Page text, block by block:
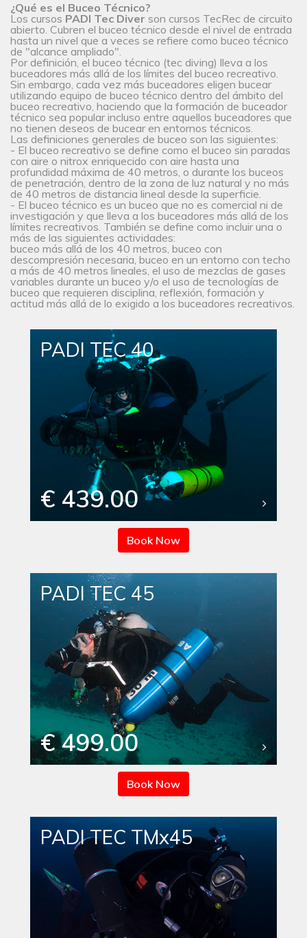
¿Qué es el Buceo Técnico?
Los cursos PADI Tec Diver son cursos TecRec de circuito
abierto. Cubren el buceo técnico desde el nivel de entrada
hasta un nivel que a veces se refiere como buceo técnico
de "alcance ampliado".
Por definición, el buceo técnico (tec diving) lleva a los
buceadores más allá de los límites del buceo recreativo.
Sin embargo, cada vez más buceadores eligen bucear
utilizando equipo de buceo técnico dentro del ámbito del
buceo recreativo, haciendo que la formación de buceador
técnico sea popular incluso entre aquellos buceadores que
no tienen deseos de bucear en entornos técnicos.
Las definiciones generales de buceo son las siguientes:
- El buceo recreativo se define como el buceo sin paradas
con aire o nitrox enriquecido con aire hasta una
profundidad máxima de 40 metros, o durante los buceos
de penetración, dentro de la zona de luz natural y no más
de 40 metros de distancia lineal desde la superficie.
- El buceo técnico es un buceo que no es comercial ni de
investigación y que lleva a los buceadores más allá de los
límites recreativos. También se define como incluir una o
más de las siguientes actividades:
buceo más allá de los 40 metros, buceo con
descompresión necesaria, buceo en un entorno con techo
a más de 40 metros lineales, el uso de mezclas de gases
variables durante un buceo y/o el uso de tecnologías de
buceo que requieren disciplina, reflexión, formación y
actitud más allá de lo exigido a los buceadores recreativos.
PADI TEC 40
€ 439.00
Book Now
PADI TEC 45
€ 499.00
Book Now
PADI TEC TMx45